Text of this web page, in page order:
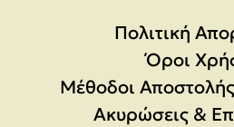
Πολιτική
Όροι
Μέθοδοι
Ακυρώσεις &